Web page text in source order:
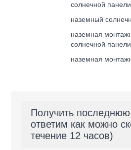
солнечной панели
наземный
наземная
солнечной панели
наземная
Получить
ответим как можно
течение 12 часов)